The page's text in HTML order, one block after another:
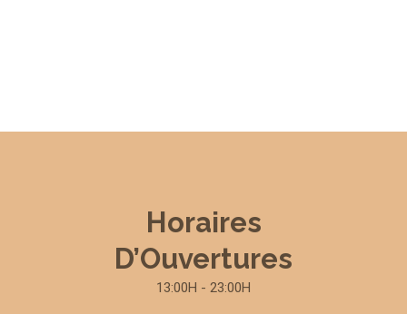
Horaires
D’Ouvertures
13:00H - 23:00H